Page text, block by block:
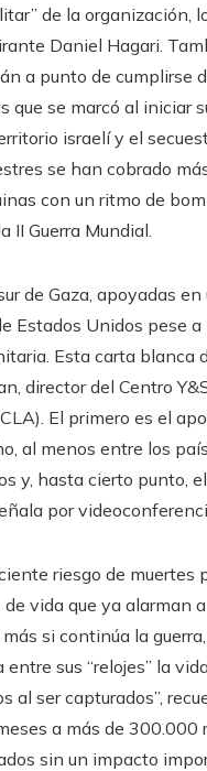
de la organización,
Daniel Hagari.
a punto de cumplirse
que se marcó al iniciar
israelí y el
se han cobrado
con un ritmo de
Guerra Mundial.
de Gaza, apoyadas
Estados Unidos pese
Esta carta blanca
director del Centro
El primero es el
al menos entre los
y, hasta cierto punto,
por
riesgo de
vida que ya alarman
si continúa la
sus “relojes” la
al ser capturados”,
a más de 300.000
sin un impacto